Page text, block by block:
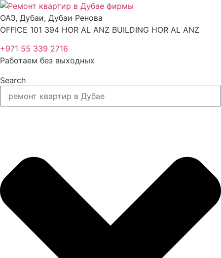
Перейти
к
содержимому
ОАЭ, Дубаи, Дубаи Ренова
OFFICE 101 394 HOR AL ANZ BUILDING HOR AL ANZ
+971 55 339 2716
Работаем без выходных
Search